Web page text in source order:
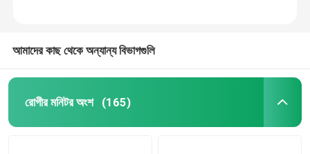
মেডিক্যাল ডিভাইস ভোগ্যপণ্য
আমাদের কাছ থেকে অন্যান্য বিভাগগুলি
রোগীর মনিটর অংশ (165)